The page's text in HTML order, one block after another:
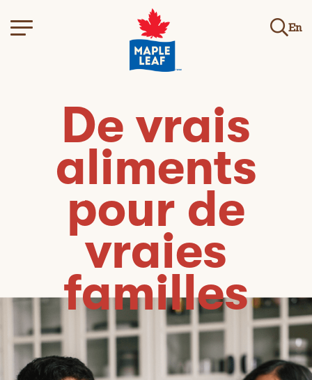
En
De vrais
aliments
pour de
vraies
familles